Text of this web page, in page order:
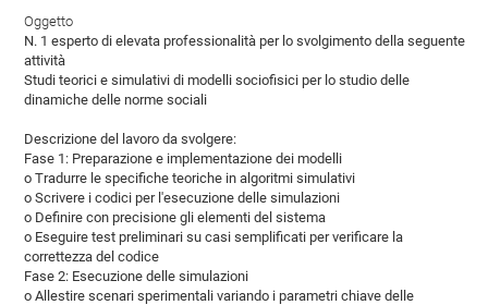
Oggetto
N. 1 esperto di elevata professionalità per lo svolgimento della seguente
attività
Studi teorici e simulativi di modelli sociofisici per lo studio delle
dinamiche delle norme sociali
Descrizione del lavoro da svolgere:
Fase 1: Preparazione e implementazione dei modelli
o Tradurre le specifiche teoriche in algoritmi simulativi
o Scrivere i codici per l'esecuzione delle simulazioni
o Definire con precisione gli elementi del sistema
o Eseguire test preliminari su casi semplificati per verificare la
correttezza del codice
Fase 2: Esecuzione delle simulazioni
o Allestire scenari sperimentali variando i parametri chiave delle